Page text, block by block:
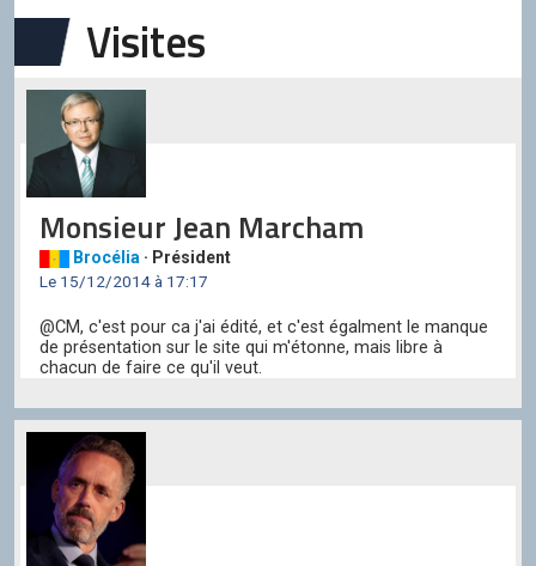
0 0 0
organisations dont fait partie le pays
951
Balance des ressources issues du roleplay
Balance des ressources issues de la carte
0 0 0 0
Visites
Monsieur Jean Marcham
Brocélia · Président
Le 15/12/2014 à 17:17
@CM, c'est pour ca j'ai édité, et c'est égalment le manque
de présentation sur le site qui m'étonne, mais libre à
chacun de faire ce qu'il veut.